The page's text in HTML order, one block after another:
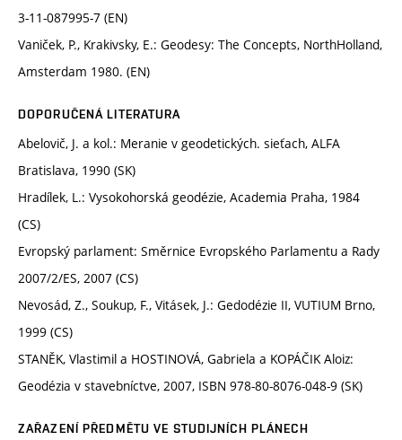
3-11-087995-7 (EN)
Vaniček, P., Krakivsky, E.: Geodesy: The Concepts, NorthHolland,
Amsterdam 1980. (EN)
DOPORUČENÁ LITERATURA
Abelovič, J. a kol.: Meranie v geodetických. sieťach, ALFA
Bratislava, 1990 (SK)
Hradílek, L.: Vysokohorská geodézie, Academia Praha, 1984
(CS)
Evropský parlament: Směrnice Evropského Parlamentu a Rady
2007/2/ES, 2007 (CS)
Nevosád, Z., Soukup, F., Vitásek, J.: Gedodézie II, VUTIUM Brno,
1999 (CS)
STANĚK, Vlastimil a HOSTINOVÁ, Gabriela a KOPÁČIK Aloiz:
Geodézia v stavebníctve, 2007, ISBN 978-80-8076-048-9 (SK)
ZAŘAZENÍ PŘEDMĚTU VE STUDIJNÍCH PLÁNECH